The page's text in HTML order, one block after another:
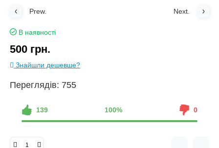
Prew. Next.
В наявності
500 грн.
Знайшли дешевше?
Переглядів: 755
139 100% 0